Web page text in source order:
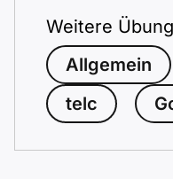
Weitere
Allgemein
telc